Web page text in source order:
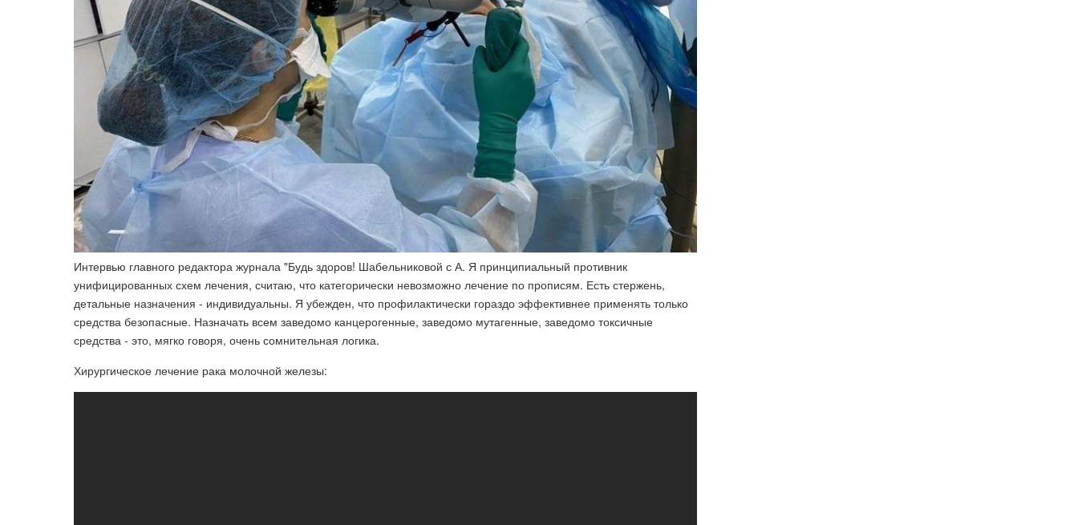
Интервью главного редактора журнала "Будь здоров! Шабельниковой с А. Я принципиальный противник
унифицированных схем лечения, считаю, что категорически невозможно лечение по прописям. Есть стержень,
детальные назначения - индивидуальны. Я убежден, что профилактически гораздо эффективнее применять только
средства безопасные. Назначать всем заведомо канцерогенные, заведомо мутагенные, заведомо токсичные
средства - это, мягко говоря, очень сомнительная логика.
Хирургическое лечение рака молочной железы: